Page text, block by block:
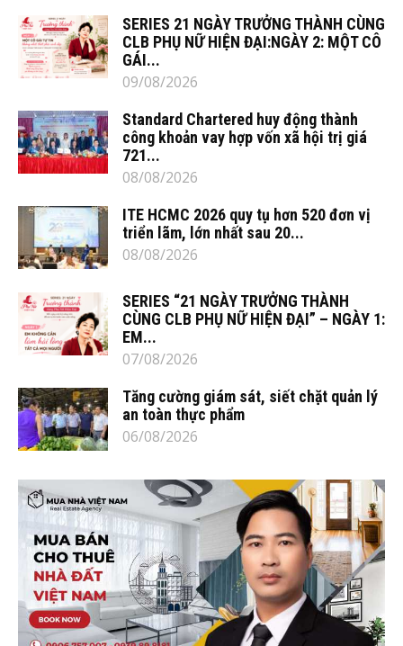
SERIES 21 NGÀY TRƯỞNG THÀNH CÙNG
CLB PHỤ NỮ HIỆN ĐẠI:NGÀY 2: MỘT CÔ
GÁI...
09/08/2026
Standard Chartered huy động thành
công khoản vay hợp vốn xã hội trị giá
721...
08/08/2026
ITE HCMC 2026 quy tụ hơn 520 đơn vị
triển lãm, lớn nhất sau 20...
08/08/2026
SERIES “21 NGÀY TRƯỞNG THÀNH
CÙNG CLB PHỤ NỮ HIỆN ĐẠI” – NGÀY 1:
EM...
07/08/2026
Tăng cường giám sát, siết chặt quản lý
an toàn thực phẩm
06/08/2026